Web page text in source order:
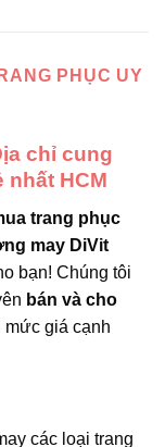
PHỤC UY
chỉ cung
nhất HCM
trang phục
may DiVit
bạn! Chúng tôi
bán và cho
mức giá cạnh
các loại trang